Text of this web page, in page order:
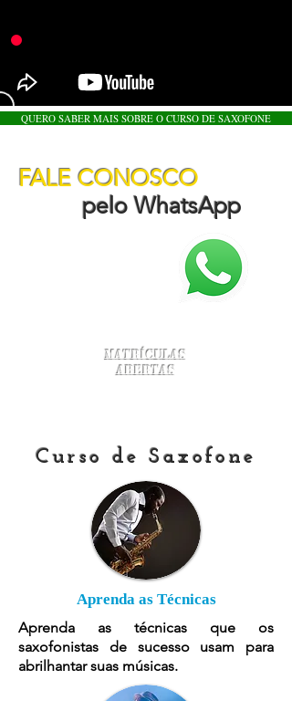
QUERO SABER MAIS SOBRE O CURSO DE SAXOFONE
FALE CONOSCO
pelo WhatsApp
Matrículas
Abertas
Curso de Saxofone
Aprenda as Técnicas
Aprenda as técnicas que os
saxofonistas de sucesso usam para
abrilhantar suas músicas.